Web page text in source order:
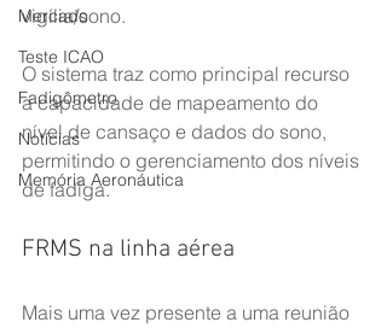
Mercado
Teste ICAO
Fadigômetro
Notícias
Memória Aeronáutica
vigília/sono.
O sistema traz como principal recurso
a capacidade de mapeamento do
nível de cansaço e dados do sono,
permitindo o gerenciamento dos níveis
de fadiga.
FRMS na linha aérea
Mais uma vez presente a uma reunião